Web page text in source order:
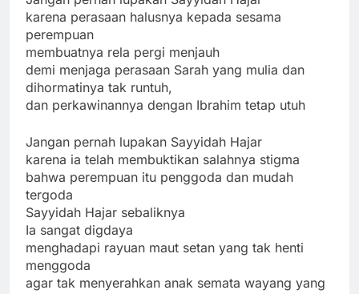
karena perasaan halusnya kepada sesama
perempuan
membuatnya rela pergi menjauh
demi menjaga perasaan Sarah yang mulia dan
dihormatinya tak runtuh,
dan perkawinannya dengan Ibrahim tetap utuh
Jangan pernah lupakan Sayyidah Hajar
karena ia telah membuktikan salahnya stigma
bahwa perempuan itu penggoda dan mudah
tergoda
Sayyidah Hajar sebaliknya
Ia sangat digdaya
menghadapi rayuan maut setan yang tak henti
menggoda
agar tak menyerahkan anak semata wayang yang